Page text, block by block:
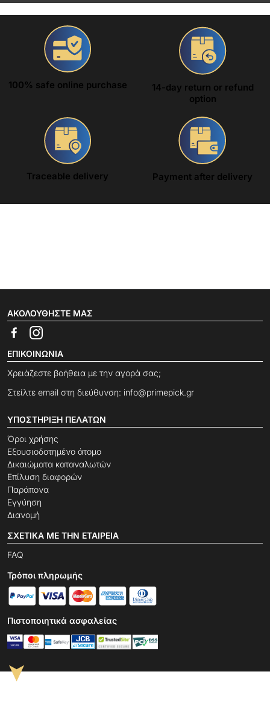
100% safe online purchase
14-day return or refund
option
Traceable delivery Payment after delivery
ΑΚΟΛΟΥΘΉΣΤΕ ΜΑΣ
ΕΠΙΚΟΙΝΩΝΊΑ
Χρειάζεστε βοήθεια με την αγορά σας;
Στείλτε email στη διεύθυνση: info@primepick.gr
ΥΠΟΣΤΉΡΙΞΗ ΠΕΛΑΤΏΝ
Όροι χρήσης
Εξουσιοδοτημένο άτομο
Δικαιώματα καταναλωτών
Επίλυση διαφορών
Παράπονα
Εγγύηση
Διανομή
ΣΧΕΤΙΚΆ ΜΕ ΤΗΝ ΕΤΑΙΡΕΊΑ
FAQ
Τρόποι πληρωμής
Πιστοποιητικά ασφαλείας